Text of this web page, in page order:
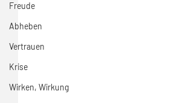
Freude
Abheben
Vertrauen
Krise
Wirken, Wirkung